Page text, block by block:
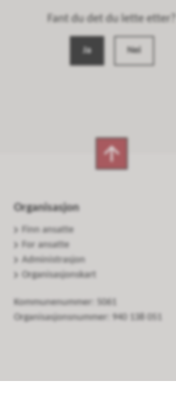
Fant du det du lette etter?
Ja Nei
Organisasjon
Finn ansatte
For ansatte
Administrasjon
Organisasjonskart
Kommunenummer: 5061
Organisasjonsnummer: 940 138 051